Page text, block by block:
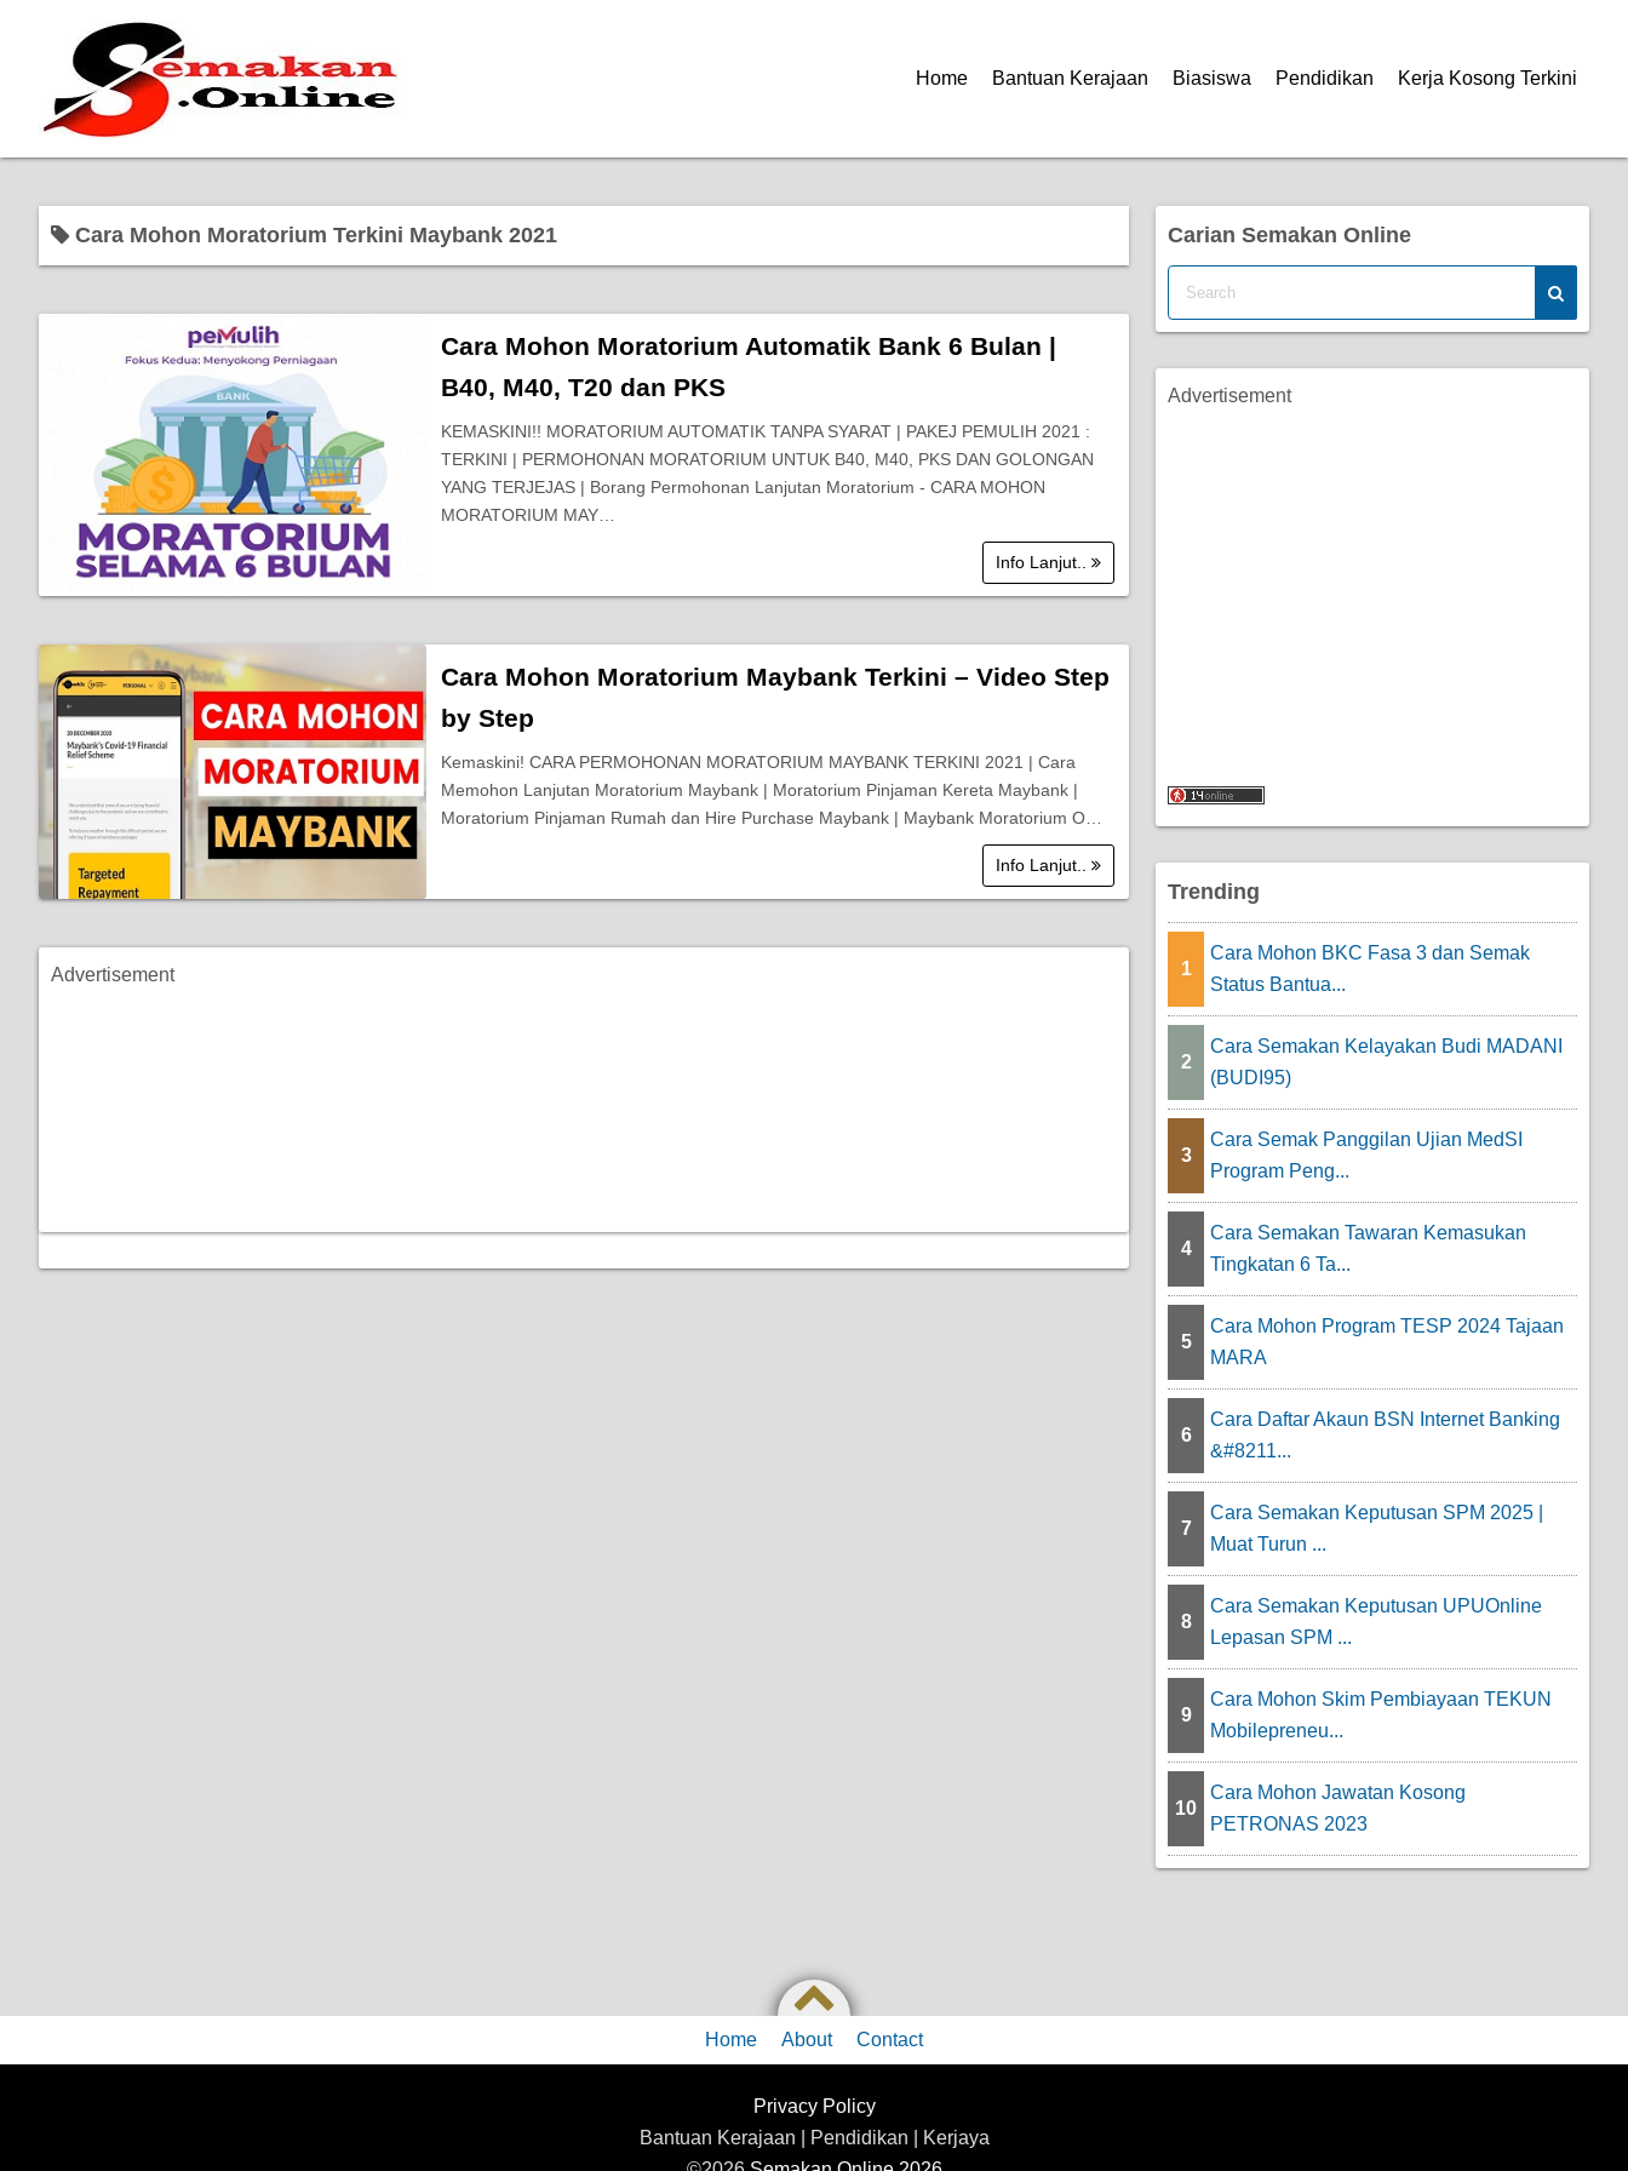
Home Bantuan Kerajaan Biasiswa Pendidikan Kerja Kosong Terkini
Cara Mohon Moratorium Terkini Maybank 2021
Cara Mohon Moratorium Automatik Bank 6 Bulan |
B40, M40, T20 dan PKS
KEMASKINI!! MORATORIUM AUTOMATIK TANPA SYARAT | PAKEJ PEMULIH 2021 :
TERKINI | PERMOHONAN MORATORIUM UNTUK B40, M40, PKS DAN GOLONGAN
YANG TERJEJAS | Borang Permohonan Lanjutan Moratorium - CARA MOHON
MORATORIUM MAY…
Info Lanjut..
Cara Mohon Moratorium Maybank Terkini – Video Step
by Step
Kemaskini! CARA PERMOHONAN MORATORIUM MAYBANK TERKINI 2021 | Cara
Memohon Lanjutan Moratorium Maybank | Moratorium Pinjaman Kereta Maybank |
Moratorium Pinjaman Rumah dan Hire Purchase Maybank | Maybank Moratorium O…
Info Lanjut..
Advertisement
Carian Semakan Online
Advertisement
Trending
1
Cara Mohon BKC Fasa 3 dan Semak
Status Bantua...
2
Cara Semakan Kelayakan Budi MADANI
(BUDI95)
3
Cara Semak Panggilan Ujian MedSI
Program Peng...
4
Cara Semakan Tawaran Kemasukan
Tingkatan 6 Ta...
5
Cara Mohon Program TESP 2024 Tajaan
MARA
6
Cara Daftar Akaun BSN Internet Banking
&#8211...
7
Cara Semakan Keputusan SPM 2025 |
Muat Turun ...
8
Cara Semakan Keputusan UPUOnline
Lepasan SPM ...
9
Cara Mohon Skim Pembiayaan TEKUN
Mobilepreneu...
10
Cara Mohon Jawatan Kosong
PETRONAS 2023
Home About Contact
Privacy Policy
Bantuan Kerajaan | Pendidikan | Kerjaya